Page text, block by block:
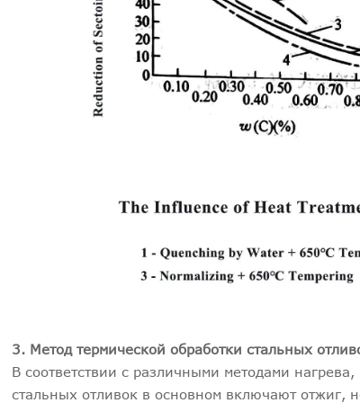
3. Метод термической обработки стальных
В соответствии с различными методами
стальных отливок в основном включают отжиг,